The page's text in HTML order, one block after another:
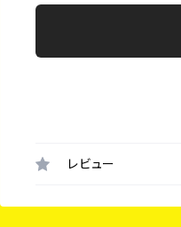
レビュー